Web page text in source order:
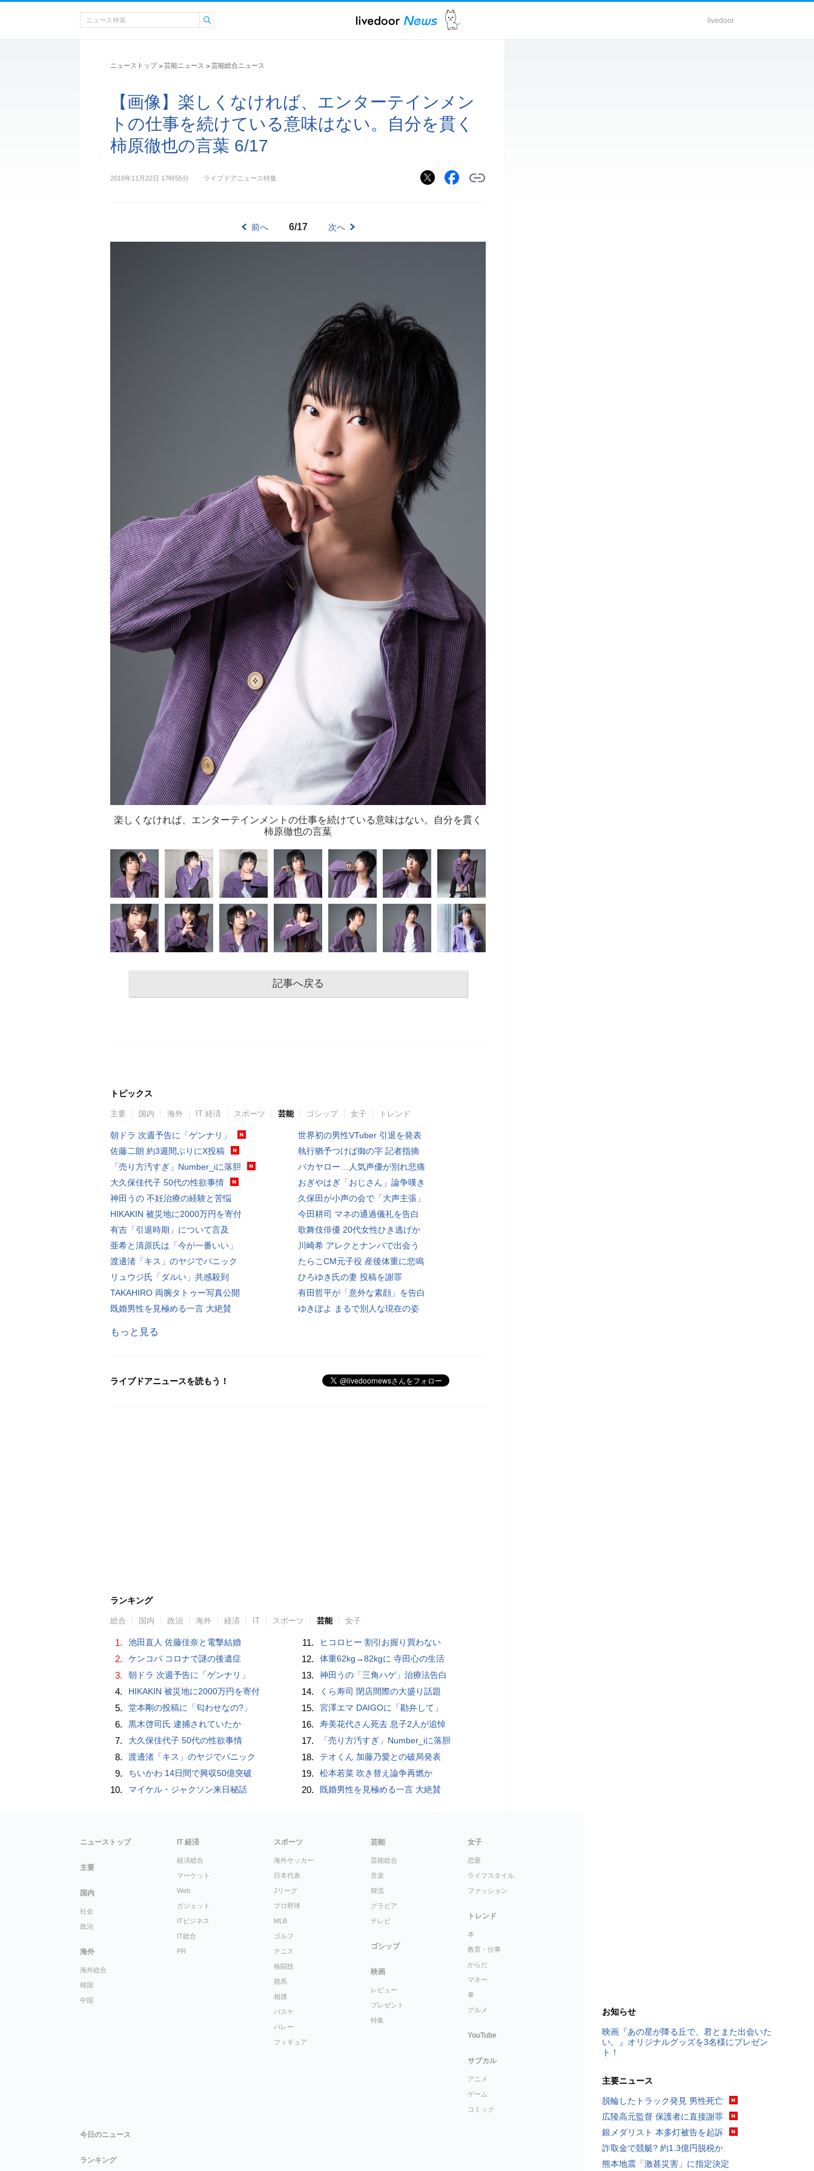
livedoor
ニューストップ > 芸能ニュース > 芸能総合ニュース
【画像】楽しくなければ、エンターテインメン
トの仕事を続けている意味はない。自分を貫く
柿原徹也の言葉 6/17
2018年11月22日 17時55分 ライブドアニュース特集
前へ 6/17 次へ
楽しくなければ、エンターテインメントの仕事を続けている意味はない。自分を貫く
柿原徹也の言葉
記事へ戻る
トピックス
主要 国内 海外 IT 経済 スポーツ 芸能 ゴシップ 女子 トレンド
朝ドラ 次週予告に「ゲンナリ」
佐藤二朗 約3週間ぶりにX投稿
「売り方汚すぎ」Number_iに落胆
大久保佳代子 50代の性欲事情
神田うの 不妊治療の経験と苦悩
HIKAKIN 被災地に2000万円を寄付
有吉「引退時期」について言及
亜希と清原氏は「今が一番いい」
渡邊渚「キス」のヤジでパニック
リュウジ氏「ダルい」共感殺到
TAKAHIRO 両腕タトゥー写真公開
既婚男性を見極める一言 大絶賛
世界初の男性VTuber 引退を発表
執行猶予つけば御の字 記者指摘
バカヤロー…人気声優が別れ悲痛
おぎやはぎ「おじさん」論争嘆き
久保田が小声の会で「大声主張」
今田耕司 マネの通過儀礼を告白
歌舞伎俳優 20代女性ひき逃げか
川崎希 アレクとナンパで出会う
たらこCM元子役 産後体重に悲鳴
ひろゆき氏の妻 投稿を謝罪
有田哲平が「意外な素顔」を告白
ゆきぽよ まるで別人な現在の姿
もっと見る
ライブドアニュースを読もう！
ランキング
総合 国内 政治 海外 経済 IT スポーツ 芸能 女子
1. 池田直人 佐藤佳奈と電撃結婚
2. ケンコバ コロナで謎の後遺症
3. 朝ドラ 次週予告に「ゲンナリ」
4. HIKAKIN 被災地に2000万円を寄付
5. 堂本剛の投稿に「匂わせなの?」
6. 黒木啓司氏 逮捕されていたか
7. 大久保佳代子 50代の性欲事情
8. 渡邊渚「キス」のヤジでパニック
9. ちいかわ 14日間で興収50億突破
10. マイケル・ジャクソン来日秘話
11. ヒコロヒー 割引お握り買わない
12. 体重62kg→82kgに 寺田心の生活
13. 神田うの「三角ハゲ」治療法告白
14. くら寿司 閉店間際の大盛り話題
15. 宮澤エマ DAIGOに「勘弁して」
16. 寿美花代さん死去 息子2人が追悼
17. 「売り方汚すぎ」Number_iに落胆
18. テオくん 加藤乃愛との破局発表
19. 松本若菜 吹き替え論争再燃か
20. 既婚男性を見極める一言 大絶賛
お知らせ
映画『あの星が降る丘で、君とまた出会いた
い。』オリジナルグッズを3名様にプレゼン
ト！
主要ニュース
脱輪したトラック発見 男性死亡
広陵高元監督 保護者に直接謝罪
銀メダリスト 本多灯被告を起訴
詐取金で競艇? 約1.3億円脱税か
熊本地震「激甚災害」に指定決定
ニューストップ
主要
国内
社会
政治
海外
海外総合
韓国
中国
IT 経済
経済総合
マーケット
Web
ガジェット
ITビジネス
IT総合
PR
スポーツ
海外サッカー
日本代表
Jリーグ
プロ野球
MLB
ゴルフ
テニス
格闘技
競馬
相撲
バスケ
バレー
フィギュア
芸能
芸能総合
音楽
韓流
グラビア
テレビ
ゴシップ
映画
レビュー
プレゼント
特集
女子
恋愛
ライフスタイル
ファッション
トレンド
本
教育・仕事
からだ
マネー
車
グルメ
YouTube
サブカル
アニメ
ゲーム
コミック
今日のニュース
ランキング